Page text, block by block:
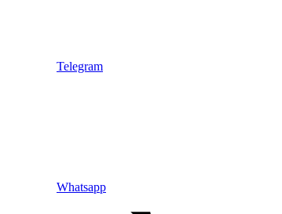
Telegram
Whatsapp